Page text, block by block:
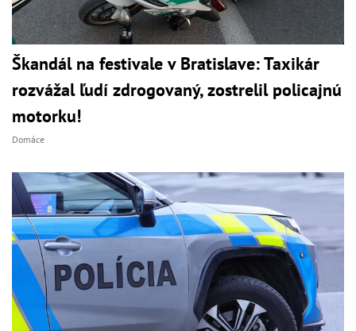
Škandál na festivale v Bratislave: Taxikár
rozvážal ľudí zdrogovaný, zostrelil policajnú
motorku!
Domáce